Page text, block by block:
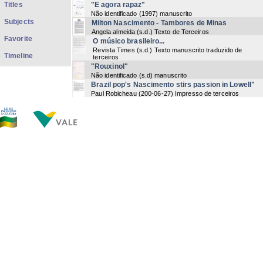
"E agora rapaz"
Não identificado (1997) manuscrito
Milton Nascimento - Tambores de Minas
Angela almeida (s.d. ) Texto de Terceiros
O músico brasileiro...
Revista Times (s.d.) Texto manuscrito traduzido de
terceiros
"Rouxinol"
Não identificado (s.d) manuscrito
Brazil pop's Nascimento stirs passion in Lowell"
Paul Robicheau (200-06-27) Impresso de terceiros
Titles
Subjects
Favorite
Timeline